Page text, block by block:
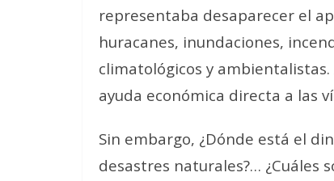
representaba desaparecer el
huracanes, inundaciones,
climatológicos y
ayuda económica directa a las
Sin embargo, ¿Dónde está el
desastres naturales?… ¿Cuáles